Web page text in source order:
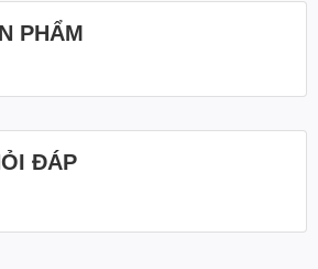
Cạo Râu Gillette Fusion Hàn
không chỉ giúp cạo sạch lông râu
Phần đầu dao được thiết kế mềm
PHẨM
ĐÁP